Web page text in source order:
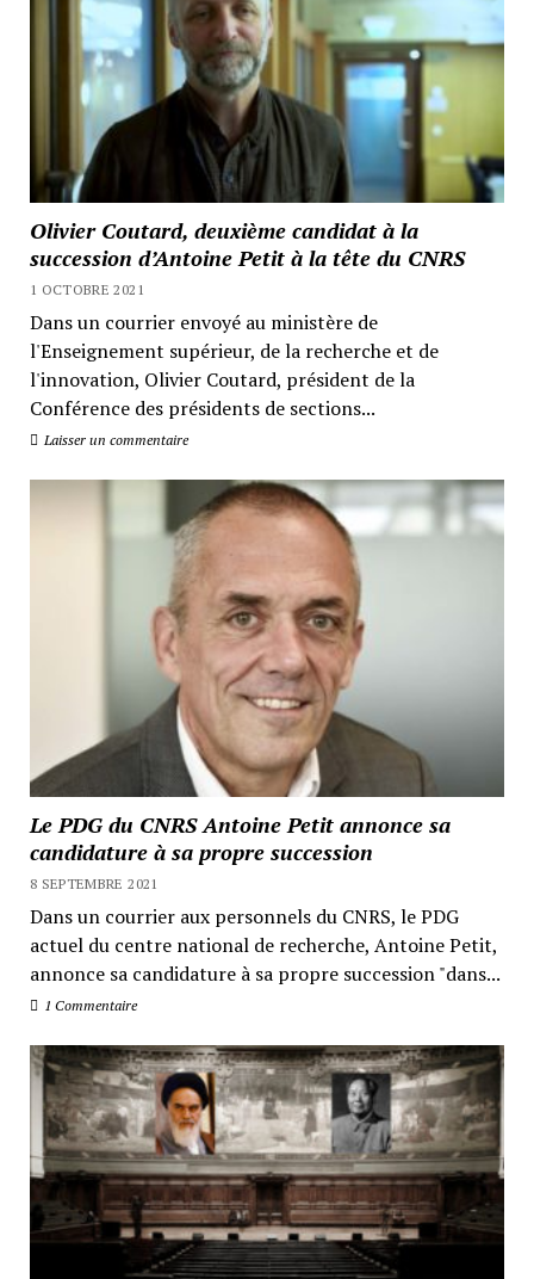
Olivier Coutard, deuxième candidat à la
succession d’Antoine Petit à la tête du CNRS
1 OCTOBRE 2021
Dans un courrier envoyé au ministère de
l'Enseignement supérieur, de la recherche et de
l'innovation, Olivier Coutard, président de la
Conférence des présidents de sections...
Laisser un commentaire
Le PDG du CNRS Antoine Petit annonce sa
candidature à sa propre succession
8 SEPTEMBRE 2021
Dans un courrier aux personnels du CNRS, le PDG
actuel du centre national de recherche, Antoine Petit,
annonce sa candidature à sa propre succession "dans...
1 Commentaire